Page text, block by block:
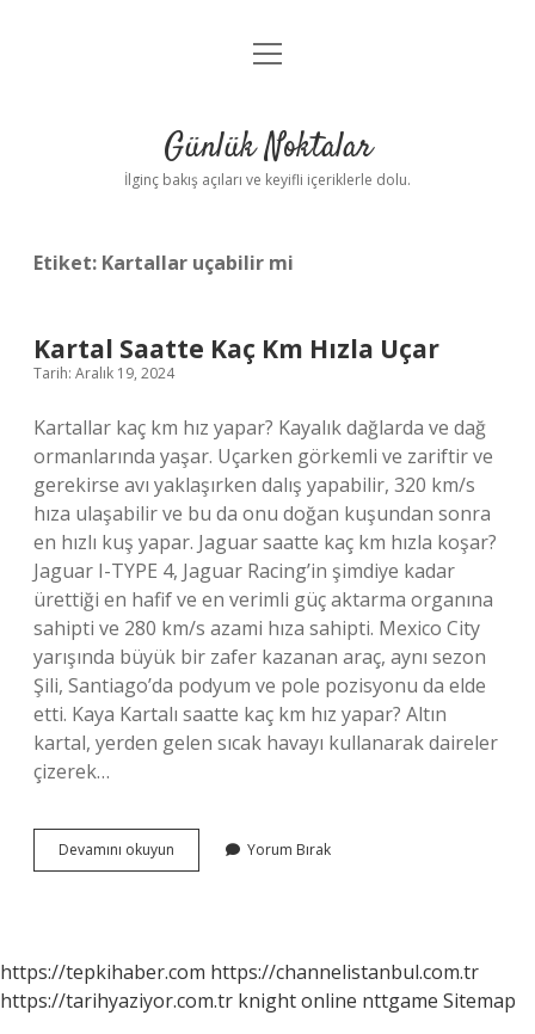
Anasayfa
Yasal Uyarı
menüyü
Günlük Noktalar
İlginç bakış açıları ve keyifli içeriklerle dolu.
Etiket: Kartallar uçabilir mi
Kartal Saatte Kaç Km Hızla Uçar
Tarih: Aralık 19, 2024
Kartallar kaç km hız yapar? Kayalık dağlarda ve dağ
ormanlarında yaşar. Uçarken görkemli ve zariftir ve
gerekirse avı yaklaşırken dalış yapabilir, 320 km/s
hıza ulaşabilir ve bu da onu doğan kuşundan sonra
en hızlı kuş yapar. Jaguar saatte kaç km hızla koşar?
Jaguar I-TYPE 4, Jaguar Racing’in şimdiye kadar
ürettiği en hafif ve en verimli güç aktarma organına
sahipti ve 280 km/s azami hıza sahipti. Mexico City
yarışında büyük bir zafer kazanan araç, aynı sezon
Şili, Santiago’da podyum ve pole pozisyonu da elde
etti. Kaya Kartalı saatte kaç km hız yapar? Altın
kartal, yerden gelen sıcak havayı kullanarak daireler
çizerek…
Devamını okuyun
Saatte
Yorum Bırak
https://tepkihaber.com https://channelistanbul.com.tr
https://tarihyaziyor.com.tr knight online nttgame Sitemap